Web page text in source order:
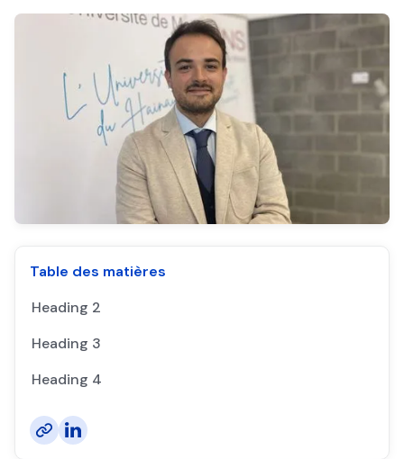
Table des matières
Heading 2
Heading 3
Heading 4